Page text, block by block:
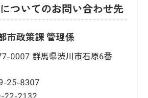
ついてのお問い合わせ先
市政策課 管理係
0007 群馬県渋川市石原6番
25-8307
22-2132